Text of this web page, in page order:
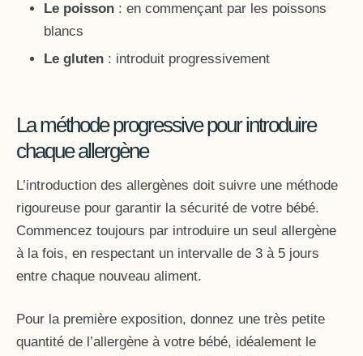
Le poisson : en commençant par les poissons
blancs
Le gluten : introduit progressivement
La méthode progressive pour introduire
chaque allergène
L’introduction des allergènes doit suivre une méthode
rigoureuse pour garantir la sécurité de votre bébé.
Commencez toujours par introduire un seul allergène
à la fois, en respectant un intervalle de 3 à 5 jours
entre chaque nouveau aliment.
Pour la première exposition, donnez une très petite
quantité de l’allergène à votre bébé, idéalement le